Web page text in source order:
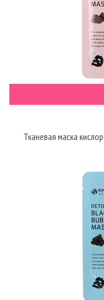
Тканевая маска